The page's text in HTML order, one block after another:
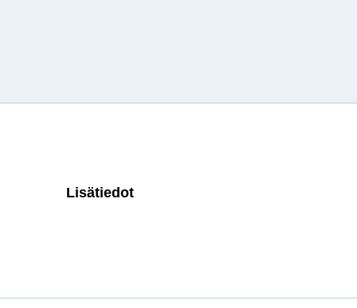
Lisätiedot